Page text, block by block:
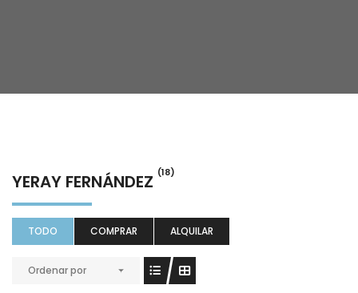
YERAY FERNÁNDEZ (18)
TODO COMPRAR ALQUILAR
Ordenar por